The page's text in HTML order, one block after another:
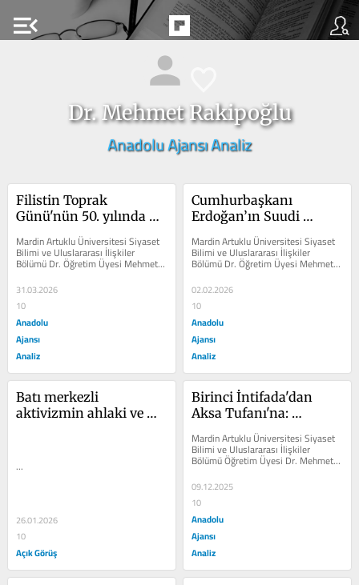
menu_open
Dr. Mehmet Rakipoğlu
Anadolu Ajansı Analiz
Filistin Toprak
Günü'nün 50. yılında
Filistinsizleştirme
stratejisi nasıl devam
Mardin Artuklu Üniversitesi Siyaset
Bilimi ve Uluslararası İlişkiler
Bölümü Dr. Öğretim Üyesi Mehmet
Rakipoğlu, Toprak Günü'nün 50....
31.03.2026
10
Anadolu
Ajansı
Analiz
Cumhurbaşkanı
Erdoğan’ın Suudi
Arabistan ve Mısır
ziyaretleri: Bölgesel
güvenlik mimarisinde
Mardin Artuklu Üniversitesi Siyaset
Bilimi ve Uluslararası İlişkiler
Bölümü Dr. Öğretim Üyesi Mehmet
Rakipoğlu, Cumhurbaşkanı Recep...
02.02.2026
10
Anadolu
Ajansı
Analiz
Batı merkezli
aktivizmin ahlaki ve
...
26.01.2026
10
Açık Görüş
Birinci İntifada'dan
Aksa Tufanı'na:
Filistin'de işgal ve
direniş
Mardin Artuklu Üniversitesi Siyaset
Bilimi ve Uluslararası İlişkiler
Bölümü Öğretim Üyesi Dr. Mehmet
Rakipoğlu, Birinci İntifada’dan...
09.12.2025
10
Anadolu
Ajansı
Analiz